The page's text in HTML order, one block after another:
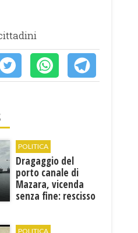
POLITICA
Dragaggio del
porto canale di
Mazara, vicenda
senza fine: rescisso
POLITICA